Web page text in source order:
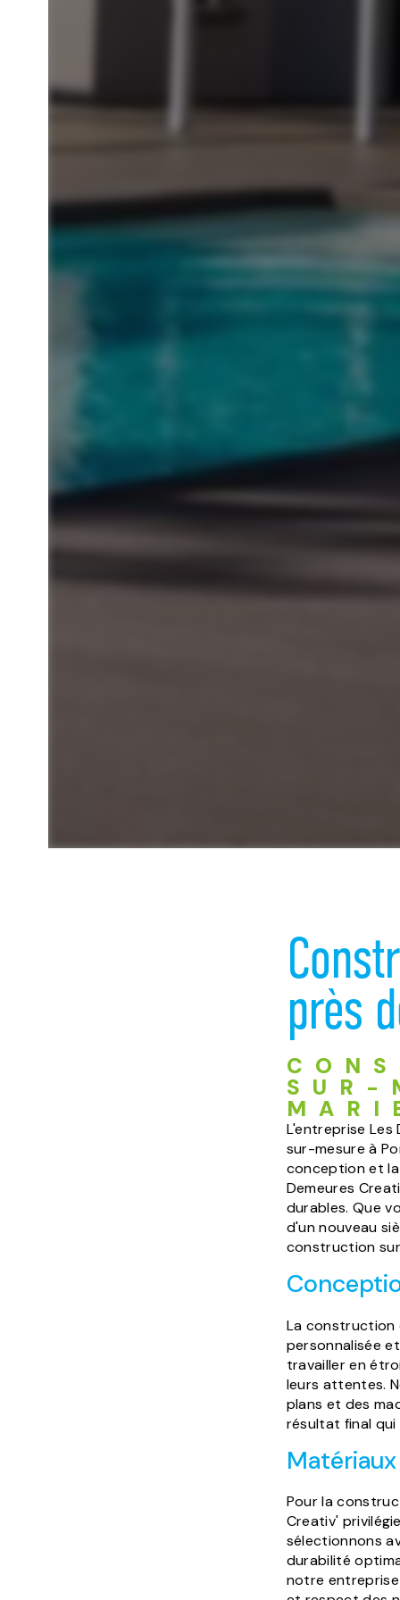
près
SUR-
L'entreprise
sur-mesure à
conception et
Demeures
durables. Que
d'un nouveau
construction
La construction
personnalisée
travailler en
leurs attentes.
plans et des
résultat final
Pour la
Creativ'
sélectionnons
durabilité
notre